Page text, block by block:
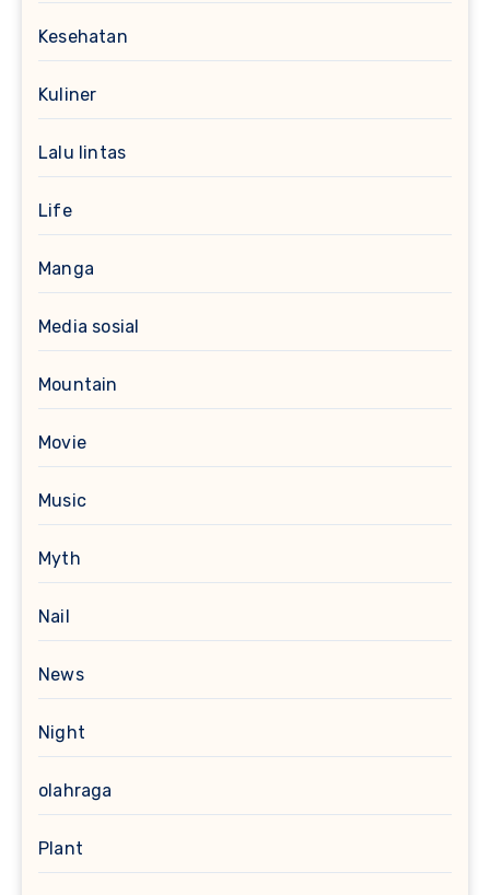
Kesehatan
Kuliner
Lalu lintas
Life
Manga
Media sosial
Mountain
Movie
Music
Myth
Nail
News
Night
olahraga
Plant